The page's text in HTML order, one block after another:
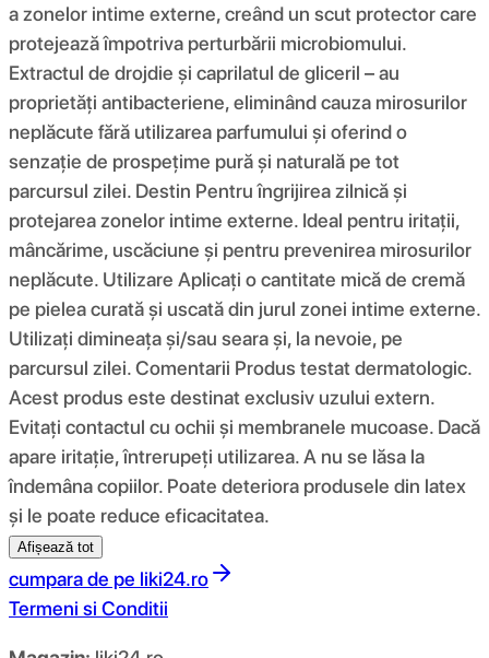
a zonelor intime externe, creând un scut protector care
protejează împotriva perturbării microbiomului.
Extractul de drojdie și caprilatul de gliceril – au
proprietăți antibacteriene, eliminând cauza mirosurilor
neplăcute fără utilizarea parfumului și oferind o
senzație de prospețime pură și naturală pe tot
parcursul zilei. Destin Pentru îngrijirea zilnică și
protejarea zonelor intime externe. Ideal pentru iritații,
mâncărime, uscăciune și pentru prevenirea mirosurilor
neplăcute. Utilizare Aplicați o cantitate mică de cremă
pe pielea curată și uscată din jurul zonei intime externe.
Utilizați dimineața și/sau seara și, la nevoie, pe
parcursul zilei. Comentarii Produs testat dermatologic.
Acest produs este destinat exclusiv uzului extern.
Evitați contactul cu ochii și membranele mucoase. Dacă
apare iritație, întrerupeți utilizarea. A nu se lăsa la
îndemâna copiilor. Poate deteriora produsele din latex
și le poate reduce eficacitatea.
Afișează tot
cumpara de pe liki24.ro
Termeni si Conditii